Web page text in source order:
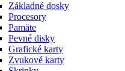
Základné dosky
Procesory
Pamäte
Pevné disky
Grafické karty
Zvukové karty